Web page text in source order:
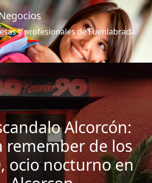
y profesionales de Fuenlabrada
Alcorcón:
remember de los
ocio nocturno en